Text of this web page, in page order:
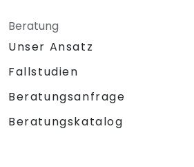
Beratung
Unser Ansatz
Fallstudien
Beratungsanfrage
Beratungskatalog